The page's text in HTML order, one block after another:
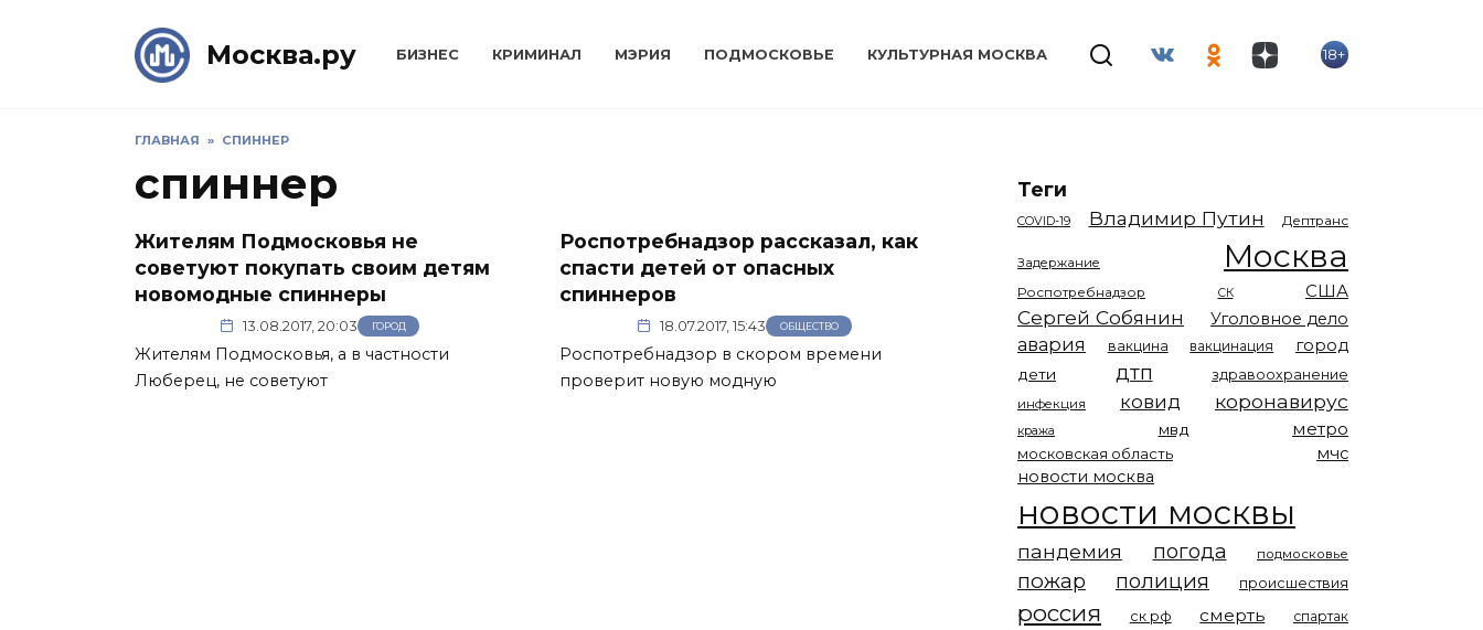
Москва.ру БИЗНЕС КРИМИНАЛ МЭРИЯ ПОДМОСКОВЬЕ КУЛЬТУРНАЯ МОСКВА 18+
ГЛАВНАЯ » СПИННЕР
спиннер
Жителям Подмосковья не
советуют покупать своим детям
новомодные спиннеры
13.08.2017, 20:03 ГОРОД
Жителям Подмосковья, а в частности
Люберец, не советуют
Роспотребнадзор рассказал, как
спасти детей от опасных
спиннеров
18.07.2017, 15:43 ОБЩЕСТВО
Роспотребнадзор в скором времени
проверит новую модную
Теги
COVID-19 Владимир Путин Дептранс
Задержание Москва
Роспотребнадзор СК США
Сергей Собянин Уголовное дело
авария вакцина вакцинация город
дети дтп здравоохранение
инфекция ковид коронавирус
кража мвд метро
московская область
мчс
новости москва
новости москвы
пандемия погода подмосковье
пожар полиция происшествия
россия ск рф смерть спартак